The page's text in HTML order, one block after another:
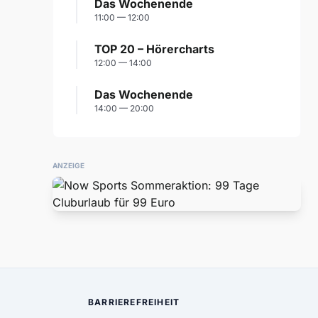
Das Wochenende
11:00 — 12:00
TOP 20 – Hörercharts
12:00 — 14:00
Das Wochenende
14:00 — 20:00
ANZEIGE
BARRIEREFREIHEIT